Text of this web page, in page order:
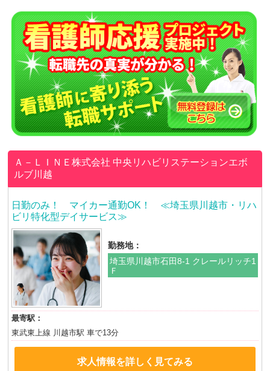
Ａ－ＬＩＮＥ株式会社 中央リハビリステーションエボ
ルブ川越
日勤のみ！ マイカー通勤OK！ ≪埼玉県川越市・リハ
ビリ特化型デイサービス≫
勤務地：
埼玉県川越市石田8-1 クレールリッチ1
Ｆ
最寄駅：
東武東上線 川越市駅 車で13分
求人情報を詳しく見てみる